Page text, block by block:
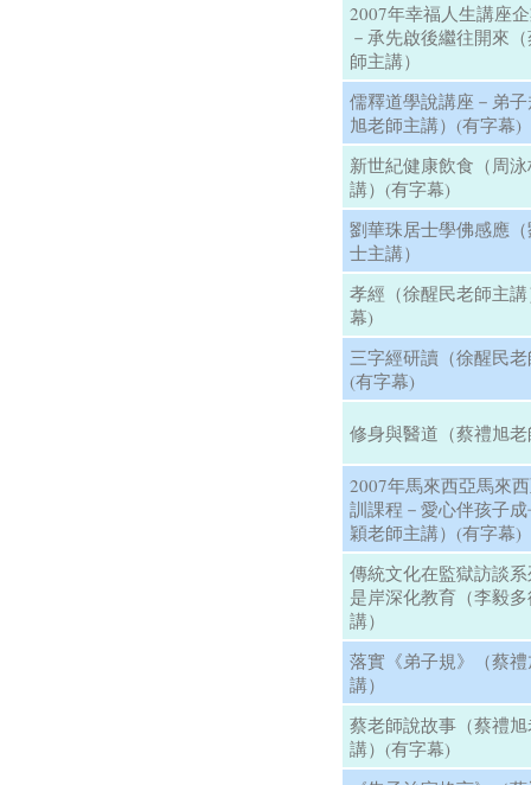
2007年幸福人生講座
－承先啟後繼往開來
師主講）
儒釋道學說講座－弟
旭老師主講）(有字幕)
新世紀健康飲食（周
講）(有字幕)
劉華珠居士學佛感應
士主講）
孝經（徐醒民老師主
幕)
三字經研讀（徐醒民
(有字幕)
修身與醫道（蔡禮旭
2007年馬來西亞馬來
訓課程－愛心伴孩子
穎老師主講）(有字幕)
傳統文化在監獄訪談
是岸深化教育（李毅
講）
落實《弟子規》（蔡
講）
蔡老師說故事（蔡禮
講）(有字幕)